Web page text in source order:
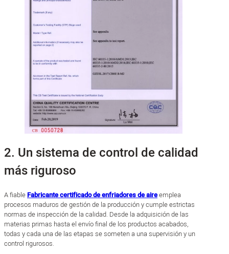
2. Un sistema de control de calidad
más riguroso
A fiable Fabricante certificado de enfriadores de aireemplea
procesos maduros de gestión de la producción y cumple estrictas
normas de inspección de la calidad. Desde la adquisición de las
materias primas hasta el envío final de los productos acabados,
todas y cada una de las etapas se someten a una supervisión y un
control rigurosos.